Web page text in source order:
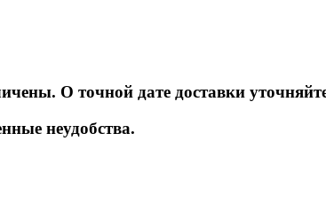
О точной дате доставки
неудобства.